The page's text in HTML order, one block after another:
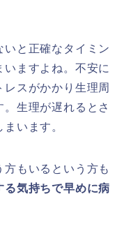
と正確なタイミン
ますよね。不安に
スがかかり生理周
生理が遅れるとさ
います。
もいるという方も
る気持ちで早めに病